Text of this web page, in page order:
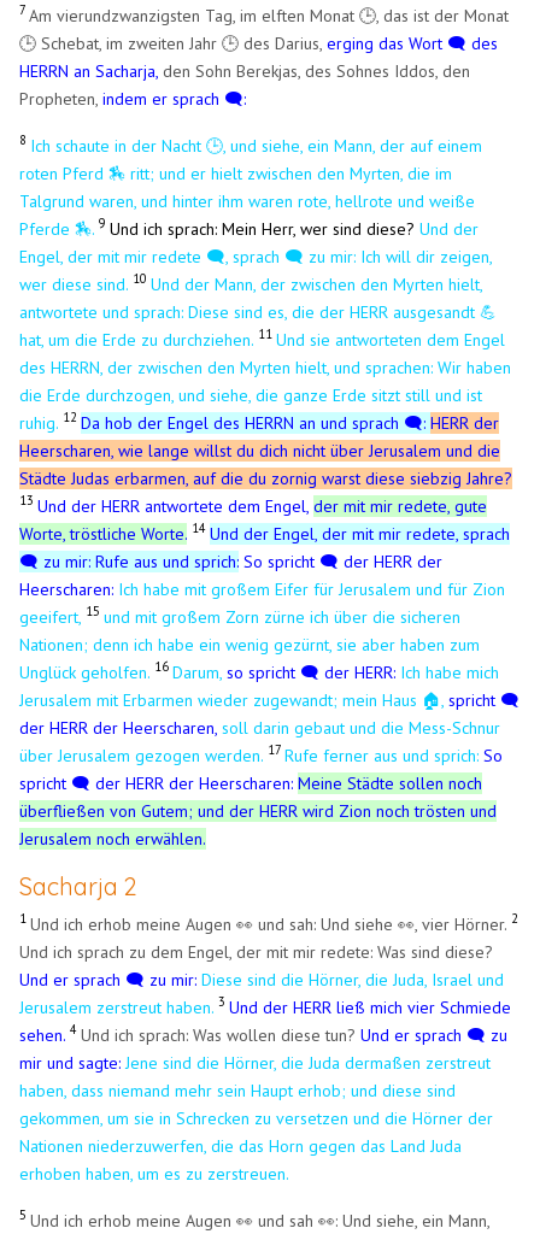
7 Am vierundzwanzigsten Tag, im elften Monat 🕒, das ist der Monat
🕒 Schebat, im zweiten Jahr 🕒 des Darius,erging das Wort 🗨️ des
HERRN an Sacharja, den Sohn Berekjas, des Sohnes Iddos, den
Propheten,indem er sprach 🗨️:
8 Ich schaute in der Nacht 🕒, und siehe, ein Mann, der auf einem
roten Pferd 🏇 ritt; und er hielt zwischen den Myrten, die im
Talgrund waren, und hinter ihm waren rote, hellrote und weiße
Pferde 🏇.9 Und ich sprach: Mein Herr, wer sind diese? Und der
Engel, der mit mir redete 🗨️, sprach 🗨️ zu mir: Ich will dir zeigen,
wer diese sind. 10 Und der Mann, der zwischen den Myrten hielt,
antwortete und sprach: Diese sind es, die der HERR ausgesandt 💪
hat, um die Erde zu durchziehen. 11 Und sie antworteten dem Engel
des HERRN, der zwischen den Myrten hielt, und sprachen: Wir haben
die Erde durchzogen, und siehe, die ganze Erde sitzt still und ist
ruhig. 12 Da hob der Engel des HERRN an und sprach 🗨️:HERR der
Heerscharen, wie lange willst du dich nicht über Jerusalem und die
Städte Judas erbarmen, auf die du zornig warst diese siebzig Jahre?
13 Und der HERR antwortete dem Engel, der mit mir redete, gute
Worte, tröstliche Worte. 14 Und der Engel, der mit mir redete, sprach
🗨️ zu mir: Rufe aus und sprich: So spricht 🗨️ der HERR der
Heerscharen: Ich habe mit großem Eifer für Jerusalem und für Zion
geeifert, 15 und mit großem Zorn zürne ich über die sicheren
Nationen; denn ich habe ein wenig gezürnt, sie aber haben zum
Unglück geholfen. 16 Darum,so spricht 🗨️ der HERR: Ich habe mich
Jerusalem mit Erbarmen wieder zugewandt; mein Haus 🏠,spricht 🗨️
der HERR der Heerscharen, soll darin gebaut und die Mess-Schnur
über Jerusalem gezogen werden. 17 Rufe ferner aus und sprich:So
spricht 🗨️ der HERR der Heerscharen: Meine Städte sollen noch
überfließen von Gutem; und der HERR wird Zion noch trösten und
Jerusalem noch erwählen.
Sacharja 2
1 Und ich erhob meine Augen 👀 und sah: Und siehe 👀, vier Hörner. 2
Und ich sprach zu dem Engel, der mit mir redete: Was sind diese?
Und er sprach 🗨️ zu mir: Diese sind die Hörner, die Juda, Israel und
Jerusalem zerstreut haben.3 Und der HERR ließ mich vier Schmiede
sehen.4 Und ich sprach: Was wollen diese tun?Und er sprach 🗨️ zu
mir und sagte: Jene sind die Hörner, die Juda dermaßen zerstreut
haben, dass niemand mehr sein Haupt erhob; und diese sind
gekommen, um sie in Schrecken zu versetzen und die Hörner der
Nationen niederzuwerfen, die das Horn gegen das Land Juda
erhoben haben, um es zu zerstreuen.
5 Und ich erhob meine Augen 👀 und sah 👀: Und siehe, ein Mann,